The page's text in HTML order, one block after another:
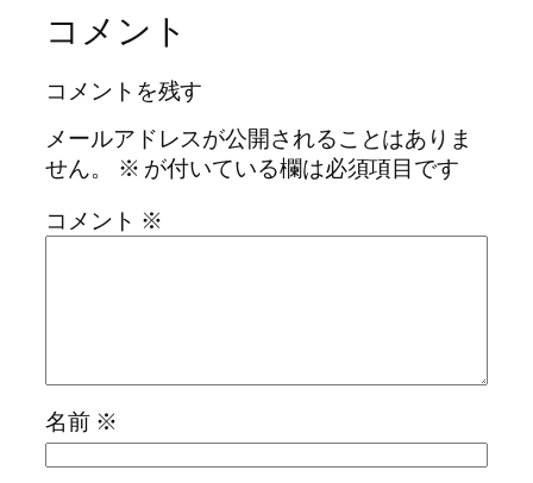
コメント
コメントを残す
メールアドレスが公開されることはありま
せん。
※ が付いている欄は必須項目です
コメント ※
名前 ※